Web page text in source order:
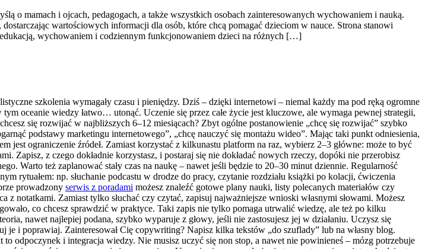
o mamach i ojcach, pedagogach, a także wszystkich osobach zainteresowanych wychowaniem i nauką.
wartościowych informacji dla osób, które chcą pomagać dzieciom w nauce. Strona stanowi
wychowaniem i codziennym funkcjonowaniem dzieci na różnych […]
szkolenia wymagały czasu i pieniędzy. Dziś – dzięki internetowi – niemal każdy ma pod ręką ogromne
oceanie wiedzy łatwo… utonąć. Uczenie się przez całe życie jest kluczowe, ale wymaga pewnej strategii,
się rozwijać w najbliższych 6–12 miesiącach? Zbyt ogólne postanowienie „chcę się rozwijać” szybko
podstawy marketingu internetowego”, „chcę nauczyć się montażu wideo”. Mając taki punkt odniesienia,
ograniczenie źródeł. Zamiast korzystać z kilkunastu platform na raz, wybierz 2–3 główne: może to być
Zapisz, z czego dokładnie korzystasz, i postaraj się nie dokładać nowych rzeczy, dopóki nie przerobisz
Warto też zaplanować stały czas na naukę – nawet jeśli będzie to 20–30 minut dziennie. Regularność
rytuałem: np. słuchanie podcastu w drodze do pracy, czytanie rozdziału książki po kolacji, ćwiczenia
prowadzony serwis z poradami możesz znaleźć gotowe plany nauki, listy polecanych materiałów czy
notatkami. Zamiast tylko słuchać czy czytać, zapisuj najważniejsze wnioski własnymi słowami. Możesz
co chcesz sprawdzić w praktyce. Taki zapis nie tylko pomaga utrwalić wiedzę, ale też po kilku
nawet najlepiej podana, szybko wyparuje z głowy, jeśli nie zastosujesz jej w działaniu. Uczysz się
i poprawiaj. Zainteresował Cię copywriting? Napisz kilka tekstów „do szuflady” lub na własny blog.
odpoczynek i integracja wiedzy. Nie musisz uczyć się non stop, a nawet nie powinieneś – mózg potrzebuje